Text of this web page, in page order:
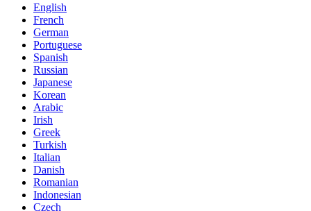
English
French
German
Portuguese
Spanish
Russian
Japanese
Korean
Arabic
Irish
Greek
Turkish
Italian
Danish
Romanian
Indonesian
Czech